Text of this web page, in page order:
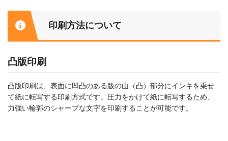
印刷方法について
凸版印刷
凸版印刷は、表面に凹凸のある版の山（凸）部分にインキを乗せ
て紙に転写する印刷方式です。圧力をかけて紙に転写するため、
力強い輪郭のシャープな文字を印刷することが可能です。